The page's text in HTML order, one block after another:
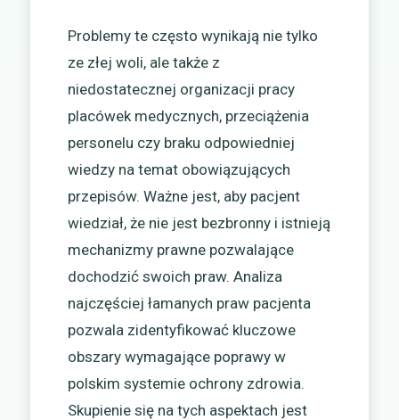
Problemy te często wynikają nie tylko
ze złej woli, ale także z
niedostatecznej organizacji pracy
placówek medycznych, przeciążenia
personelu czy braku odpowiedniej
wiedzy na temat obowiązujących
przepisów. Ważne jest, aby pacjent
wiedział, że nie jest bezbronny i istnieją
mechanizmy prawne pozwalające
dochodzić swoich praw. Analiza
najczęściej łamanych praw pacjenta
pozwala zidentyfikować kluczowe
obszary wymagające poprawy w
polskim systemie ochrony zdrowia.
Skupienie się na tych aspektach jest